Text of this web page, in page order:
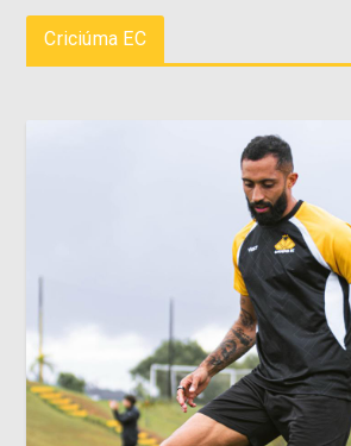
Criciúma EC